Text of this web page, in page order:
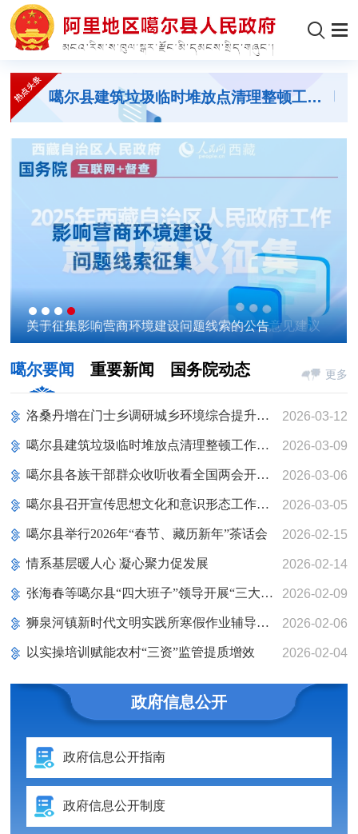
洛桑丹增在门士乡调研城乡环境综合提升工作 噶尔县建筑垃圾临时堆放点清理整顿工作成效显著
关于征集影响营商环境建设问题线索的公告
习近平率中央代表团抵达拉萨出席西藏自治区成立60
周年庆祝活动
噶尔县基层人大代表赴青海省玉树市考察学习
西藏自治区人民政府即日起征集2025年工作意见建议
关于征集影响营商环境建设问题线索的公告
习近平率中央代表团抵达拉萨出席西藏自治区成立60
周年庆祝活动
噶尔要闻 重要新闻 国务院动态
洛桑丹增在门士乡调研城乡环境综合提升工作 2026-03-12
噶尔县建筑垃圾临时堆放点清理整顿工作成效显著 2026-03-09
噶尔县各族干部群众收听收看全国两会开幕盛况 2026-03-06
噶尔县召开宣传思想文化和意识形态工作会议 2026-03-05
噶尔县举行2026年“春节、藏历新年”茶话会 2026-02-15
情系基层暖人心 凝心聚力促发展 2026-02-14
张海春等噶尔县“四大班子”领导开展“三大节日”慰问活动 2026-02-09
狮泉河镇新时代文明实践所寒假作业辅导班圆满结束 2026-02-06
以实操培训赋能农村“三资”监管提质增效 2026-02-04
更多
政府信息公开
政府信息公开指南
政府信息公开制度